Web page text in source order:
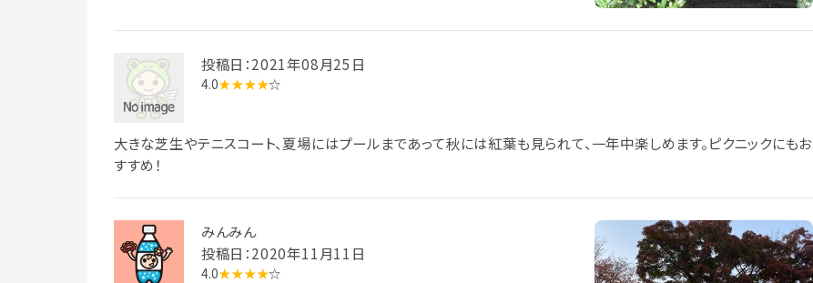
投稿日：2021年08月25日
4.0★★★★☆
大きな芝生やテニスコート、夏場にはプールまであって秋には紅葉も見られて、一年中楽しめます。ピクニックにもお
すすめ！
みんみん
投稿日：2020年11月11日
4.0★★★★☆